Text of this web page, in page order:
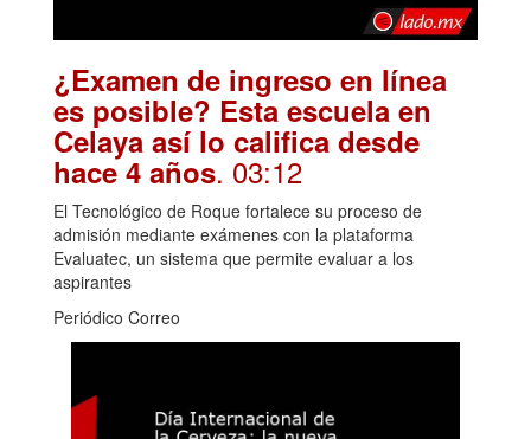
¿Examen de ingreso en línea
es posible? Esta escuela en
Celaya así lo califica desde
hace 4 años. 03:12
El Tecnológico de Roque fortalece su proceso de
admisión mediante exámenes con la plataforma
Evaluatec, un sistema que permite evaluar a los
aspirantes
Periódico Correo